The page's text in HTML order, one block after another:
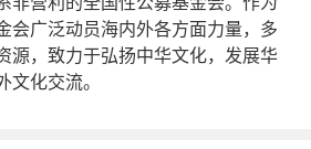
会广泛动员海内外各方面力量，多
源，致力于弘扬中华文化，发展华
文化交流。